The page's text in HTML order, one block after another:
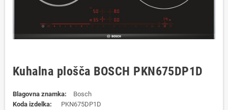
Kuhalna plošča BOSCH PKN675DP1D
Blagovna znamka:
Bosch
Koda izdelka:
PKN675DP1D